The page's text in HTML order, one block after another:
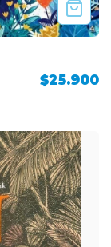
$25.900